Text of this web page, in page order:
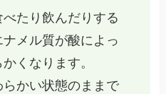
たり飲んだりする
メル質が酸によっ
くなります。
かい状態のままで